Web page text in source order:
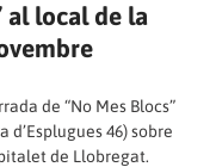
al local de la
de “No Mes Blocs”
46) sobre
de Llobregat.